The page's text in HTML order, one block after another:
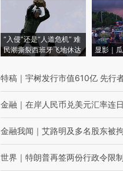
“入侵”还是“人道危机” 难
民潮撕裂西班牙飞地休达
显影｜
特稿 ｜ 宇树发行市值610亿 先行
金融 ｜ 在岸人民币兑美元汇率连
金融我闻 ｜ 艾路明及多名股东被拘
世界 ｜ 特朗普再签两份行政令限